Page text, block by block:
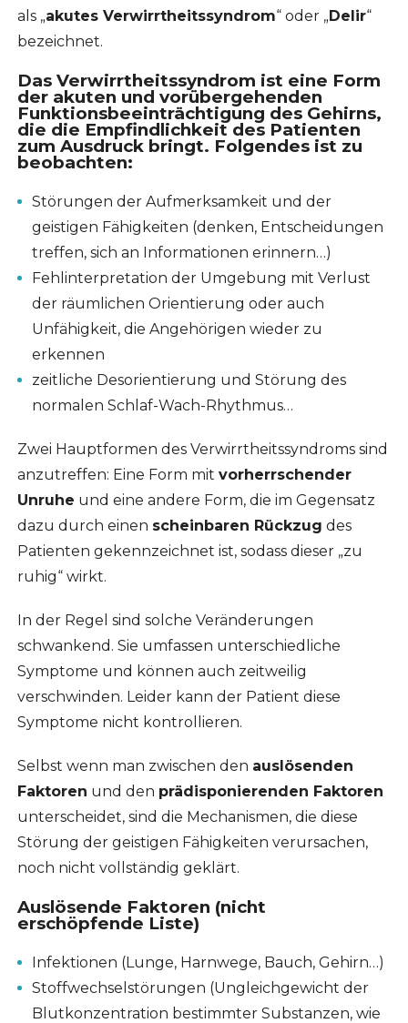
als „akutes Verwirrtheitssyndrom“ oder „Delir“
bezeichnet.
Das Verwirrtheitssyndrom ist eine Form
der akuten und vorübergehenden
Funktionsbeeinträchtigung des Gehirns,
die die Empfindlichkeit des Patienten
zum Ausdruck bringt. Folgendes ist zu
beobachten:
Störungen der Aufmerksamkeit und der
geistigen Fähigkeiten (denken, Entscheidungen
treffen, sich an Informationen erinnern…)
Fehlinterpretation der Umgebung mit Verlust
der räumlichen Orientierung oder auch
Unfähigkeit, die Angehörigen wieder zu
erkennen
zeitliche Desorientierung und Störung des
normalen Schlaf-Wach-Rhythmus…
Zwei Hauptformen des Verwirrtheitssyndroms sind
anzutreffen: Eine Form mit vorherrschender
Unruhe und eine andere Form, die im Gegensatz
dazu durch einen scheinbaren Rückzug des
Patienten gekennzeichnet ist, sodass dieser „zu
ruhig“ wirkt.
In der Regel sind solche Veränderungen
schwankend. Sie umfassen unterschiedliche
Symptome und können auch zeitweilig
verschwinden. Leider kann der Patient diese
Symptome nicht kontrollieren.
Selbst wenn man zwischen den auslösenden
Faktoren und den prädisponierenden Faktoren
unterscheidet, sind die Mechanismen, die diese
Störung der geistigen Fähigkeiten verursachen,
noch nicht vollständig geklärt.
Auslösende Faktoren (nicht
erschöpfende Liste)
Infektionen (Lunge, Harnwege, Bauch, Gehirn…)
Stoffwechselstörungen (Ungleichgewicht der
Blutkonzentration bestimmter Substanzen, wie